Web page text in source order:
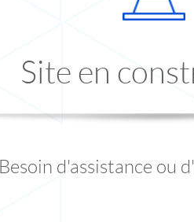
Site en
Besoin d'assistance ou